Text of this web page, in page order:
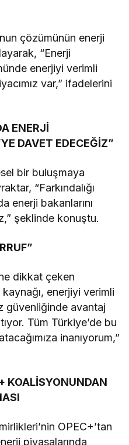
çözümünün enerji
“Enerji
enerjiyi verimli
var,” ifadelerini
ENERJİ
DAVET EDECEĞİZ”
bir buluşmaya
“Farkındalığı
enerji bakanlarını
şeklinde konuştu.
dikkat çeken
enerjiyi verimli
güvenliğinde avantaj
Tüm Türkiye’de bu
inanıyorum,”
KOALİSYONUNDAN
OPEC+’tan
piyasalarında